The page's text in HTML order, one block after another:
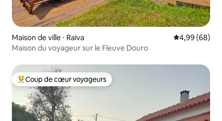
Maison de ville ⋅ Raiva Évaluation
4,99 (68)
Maison du voyageur sur le Fleuve Douro
Coups de cœur voyageurs les plus appréciés
Coup de cœur voyageurs